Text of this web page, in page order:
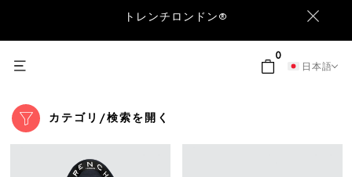
トレンチロンドン®
0
日本語
カテゴリ/検索を開く